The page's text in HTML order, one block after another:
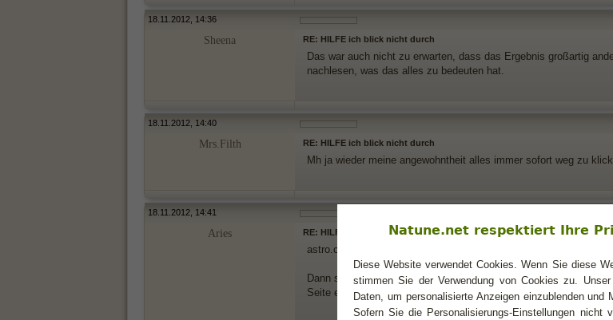
18.11.2012, 14:36
Sheena RE: HILFE ich blick nicht durch
Das war auch nicht zu erwarten, dass das Ergebnis großartig
nachlesen, was das alles zu bedeuten hat.
18.11.2012, 14:40
Mrs.Filth RE: HILFE ich blick nicht durch
Mh ja wieder meine angewohntheit alles immer sofort weg zu
18.11.2012, 14:41
Aries RE: HILFE ich blick nicht durch
astro.com -> Gratis Horoskope -> Interaktive Horoskope ->
Dann spukt das Programm ein Bild mit Strichen und komischen
Seite ein Deutungstext angezeigt.
Natune.net respektiert Ihre
Diese Website verwendet Cookies. Wenn Sie diese
stimmen Sie der Verwendung von Cookies zu.
Daten, um personalisierte Anzeigen einzublenden und
Sofern Sie die Personalisierungs-Einstellungen nicht